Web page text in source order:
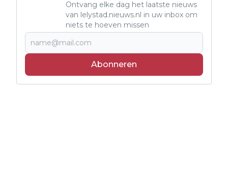
Ontvang elke dag het laatste nieuws
van lelystad.nieuws.nl in uw inbox om
niets te hoeven missen
Abonneren